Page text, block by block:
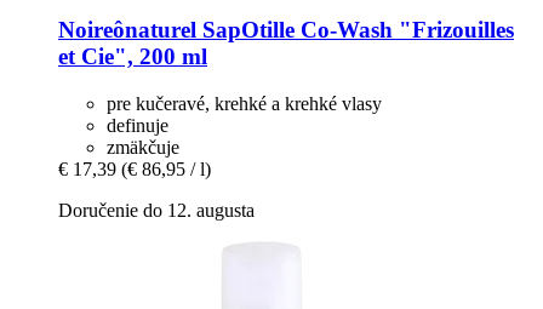
Noireônaturel SapOtille Co-​Wash "Frizouilles
et Cie", 200 ml
pre kučeravé, krehké a krehké vlasy
definuje
zmäkčuje
€ 17,39 (€ 86,95 / l)
Doručenie do 12. augusta